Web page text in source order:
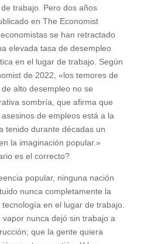
trabajo. Pero dos años
en The Economist
se han retractado
elevada tasa de desempleo
en el lugar de trabajo. Según
de 2022, «los temores de
alto desempleo no se
sombría, que afirma que
de empleos está a la
tenido durante décadas un
la imaginación popular.»
es el correcto?
popular, ninguna nación
nunca completamente la
en el lugar de trabajo.
nunca dejó sin trabajo a
que la gente quiera